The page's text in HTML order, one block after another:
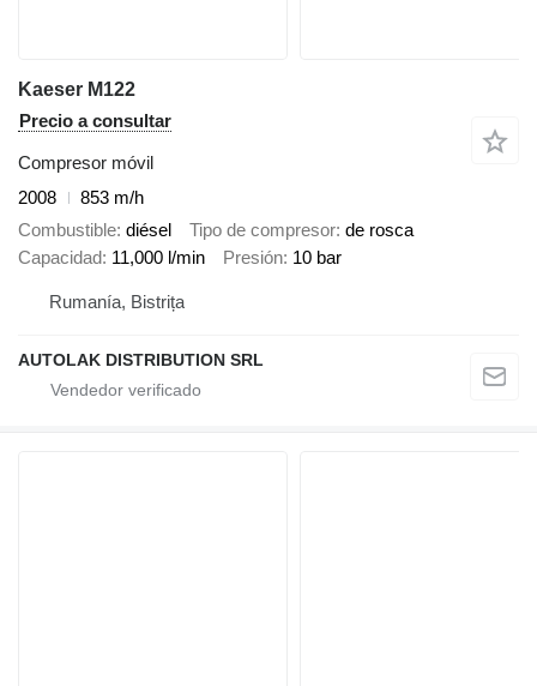
Kaeser M122
Precio a consultar
Compresor móvil
2008
853 m/h
Combustible diésel Tipo de compresor de rosca
Capacidad 11,000 l/min Presión 10 bar
Rumanía, Bistrița
AUTOLAK DISTRIBUTION SRL